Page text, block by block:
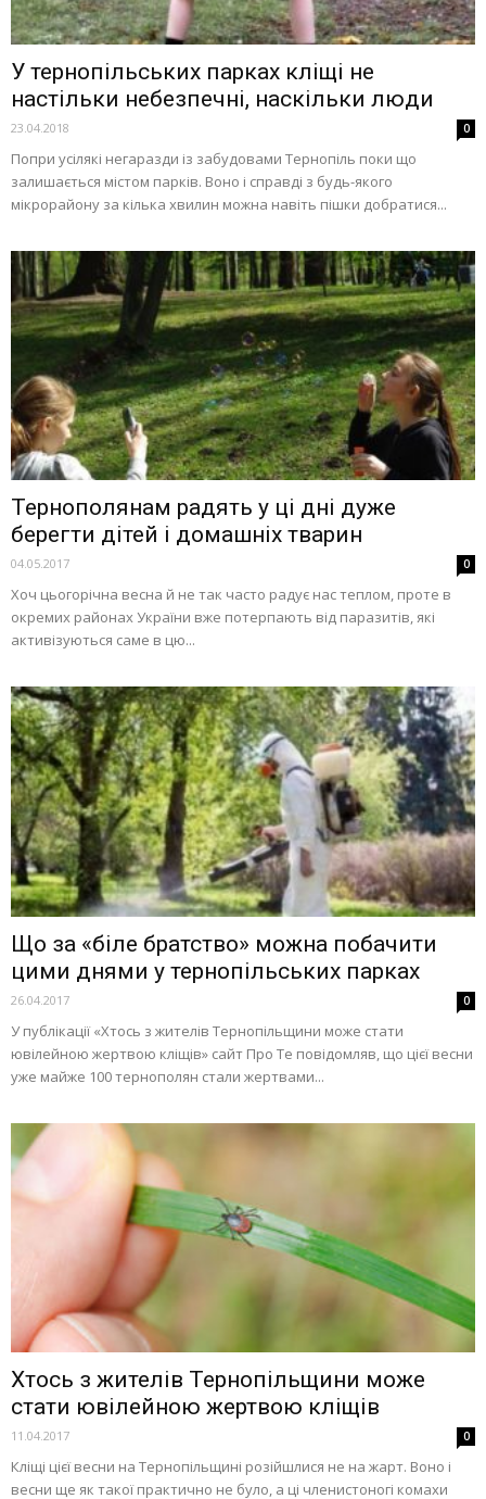
У тернопільських парках кліщі не
настільки небезпечні, наскільки люди
23.04.2018 0
Попри усілякі негаразди із забудовами Тернопіль поки що
залишається містом парків. Воно і справді з будь-якого
мікрорайону за кілька хвилин можна навіть пішки добратися...
Тернополянам радять у ці дні дуже
берегти дітей і домашніх тварин
04.05.2017 0
Хоч цьогорічна весна й не так часто радує нас теплом, проте в
окремих районах України вже потерпають від паразитів, які
активізуються саме в цю...
Що за «біле братство» можна побачити
цими днями у тернопільських парках
26.04.2017 0
У публікації «Хтось з жителів Тернопільщини може стати
ювілейною жертвою кліщів» сайт Про Те повідомляв, що цієї весни
уже майже 100 тернополян стали жертвами...
Хтось з жителів Тернопільщини може
стати ювілейною жертвою кліщів
11.04.2017 0
Кліщі цієї весни на Тернопільщині розійшлися не на жарт. Воно і
весни ще як такої практично не було, а ці членистоногі комахи